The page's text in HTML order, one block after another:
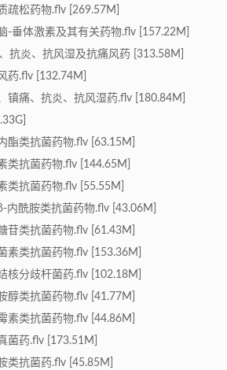
疏松药物.flv [269.57M]
-垂体激素及其有关药物.flv [157.22M]
抗炎、抗风湿及抗痛风药 [313.58M]
药.flv [132.74M]
镇痛、抗炎、抗风湿药.flv [180.84M]
酯类抗菌药物.flv [63.15M]
类抗菌药物.flv [144.65M]
类抗菌药物.flv [55.55M]
内酰胺类抗菌药物.flv [43.06M]
苷类抗菌药物.flv [61.43M]
素类抗菌药物.flv [153.36M]
核分歧杆菌药.flv [102.18M]
醇类抗菌药物.flv [41.77M]
素类抗菌药物.flv [44.86M]
菌药.flv [173.51M]
类抗菌药.flv [45.85M]